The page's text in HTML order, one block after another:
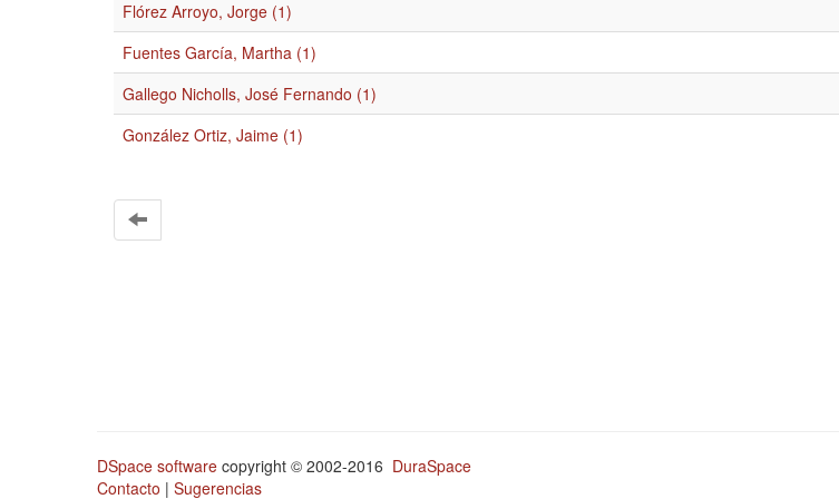
Flórez Arroyo, Jorge (1)
Fuentes García, Martha (1)
Gallego Nicholls, José Fernando (1)
González Ortiz, Jaime (1)
DSpace software copyright © 2002-2016 DuraSpace
Contacto | Sugerencias